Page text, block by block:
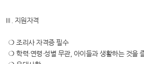
Ⅲ. 지원자격
❍ 조리사 자격증 필수
❍ 학력·연령·성별 무관, 아이들과 생활하는 것을